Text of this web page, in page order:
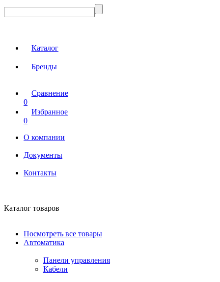
Каталог
Бренды
Сравнение
0
Избранное
0
О компании
Документы
Контакты
Каталог товаров
Посмотреть все товары
Автоматика
Панели управления
Кабели